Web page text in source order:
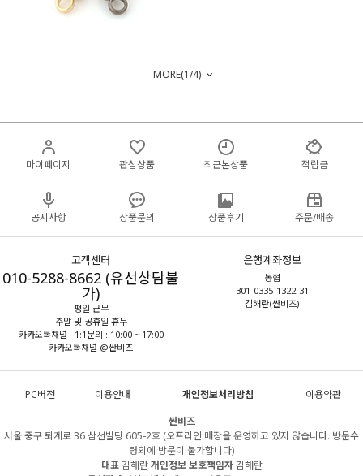
MORE(1/4)
마이페이지 관심상품 최근본상품 적립금
공지사항 상품문의 상품후기 주문/배송
고객센터
010-5288-8662 (유선상담불
가)
평일 근무
주말 및 공휴일 휴무
카카오톡채널 · 1:1문의 : 10:00 ~ 17:00
카카오톡채널 @싼비즈
은행계좌정보
농협
301-0335-1322-31
김해란(싼비즈)
PC버전 이용안내 개인정보처리방침
이용약관
싼비즈
서울 중구 퇴계로 36 삼선빌딩 605-2호 (오프라인 매장을 운영하고 있지 않습니다. 방문수
령외에 방문이 불가합니다)
대표김해란개인정보 보호책임자김해란